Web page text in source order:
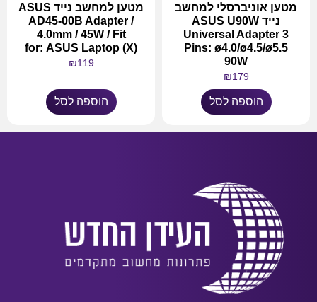
מטען אוניברסלי למחשב
נייד ASUS U90W
Universal Adapter 3
Pins: ø4.0/ø4.5/ø5.5
90W
₪179
הוספה לסל
מטען למחשב נייד ASUS
AD45-00B Adapter /
4.0mm / 45W / Fit
for: ASUS Laptop (X)
₪119
הוספה לסל